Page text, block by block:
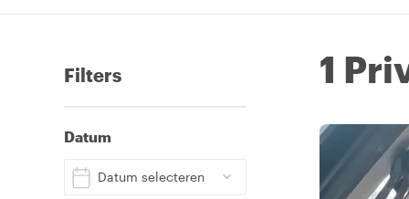
Filters
Datum
Datum selecteren
1